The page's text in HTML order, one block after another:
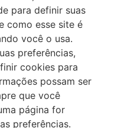
para definir suas
como esse site é
você o usa.
preferências,
cookies para
possam ser
que você
página for
preferências.